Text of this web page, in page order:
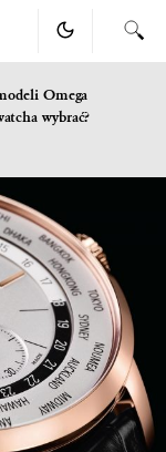
Omega
wybrać?